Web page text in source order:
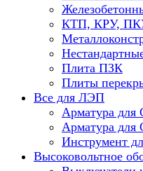
КТП, КРУ,
Плита ПЗК
Плиты
Все для ЛЭП
Арматура
Арматура
Инструмент
Высоковольтное